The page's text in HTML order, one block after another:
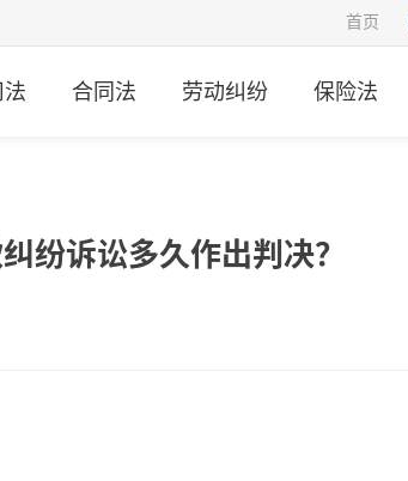
首页
法 合同法 劳动纠纷 保险法
纷诉讼多久作出判决？